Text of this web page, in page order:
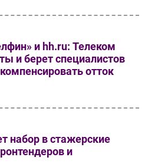
и hh.ru: Телеком
и берет специалистов
отток
набор в стажерские
и